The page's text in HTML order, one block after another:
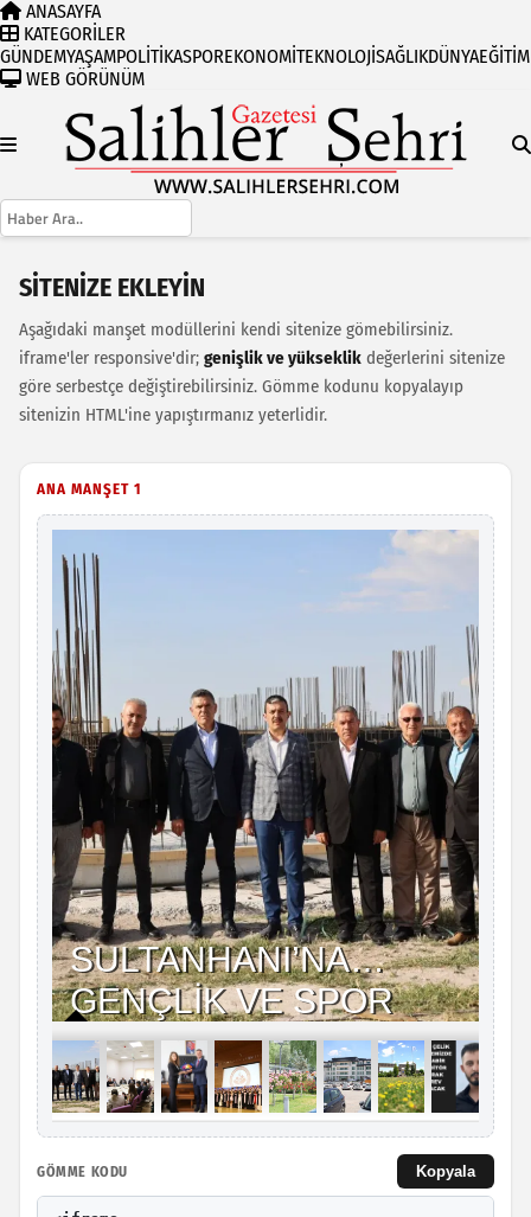
ANASAYFA
KATEGORİLER
GÜNDEMYAŞAMPOLİTİKASPOREKONOMİTEKNOLOJİSAĞLIKDÜNYAEĞİTİM
WEB GÖRÜNÜM
SITENIZE EKLEYIN
Aşağıdaki manşet modüllerini kendi sitenize gömebilirsiniz.
iframe'ler responsive'dir; genişlik ve yükseklik değerlerini sitenize
göre serbestçe değiştirebilirsiniz. Gömme kodunu kopyalayıp
sitenizin HTML'ine yapıştırmanız yeterlidir.
ANA MANŞET 1
GÖMME KODU Kopyala